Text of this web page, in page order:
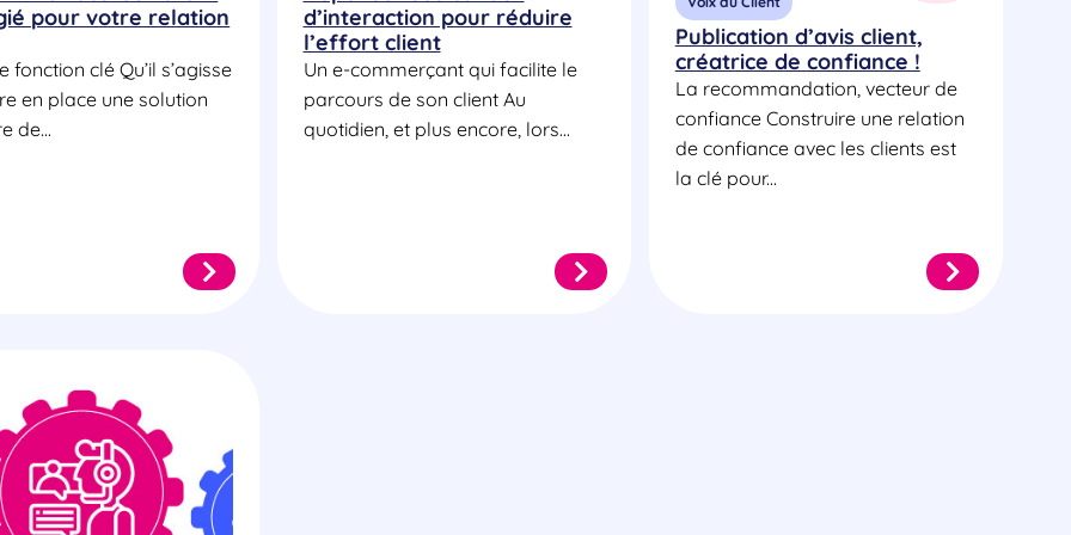
pour votre relation
fonction clé Qu’il s’agisse
en place une solution
de...
d’interaction pour réduire
l’effort client
Un e-commerçant qui facilite le
parcours de son client Au
quotidien, et plus encore, lors...
Publication d’avis client,
créatrice de confiance !
La recommandation, vecteur de
confiance Construire une relation
de confiance avec les clients est
la clé pour...